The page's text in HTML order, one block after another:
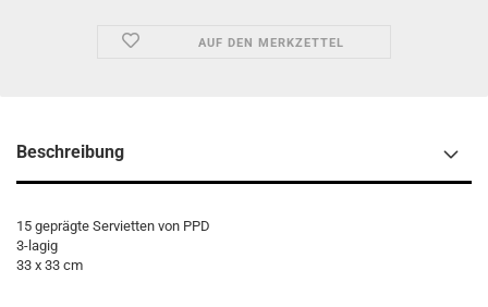
AUF DEN MERKZETTEL
Beschreibung
15 geprägte Servietten von PPD
3-lagig
33 x 33 cm